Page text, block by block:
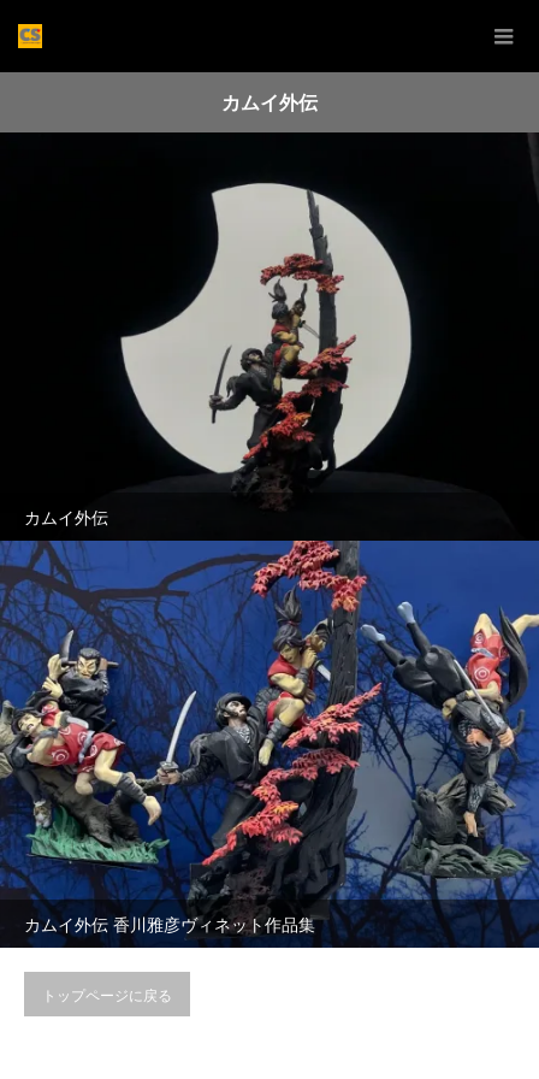
カムイ外伝
カムイ外伝
カムイ外伝 香川雅彦ヴィネット作品集
トップページに戻る